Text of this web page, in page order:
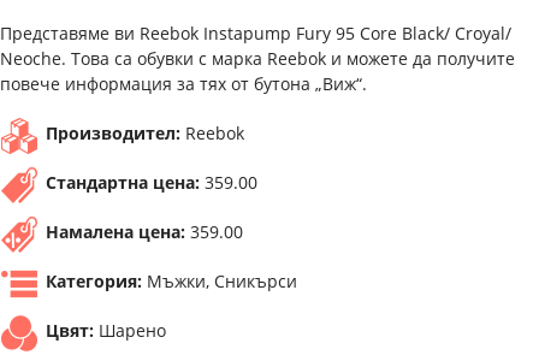
Представяме ви Reebok Instapump Fury 95 Core Black/ Croyal/
Neoche. Това са обувки с марка Reebok и можете да получите
повече информация за тях от бутона „Виж“.
Производител: Reebok
Стандартна цена: 359.00
Намалена цена: 359.00
Категория: Мъжки, Сникърси
Цвят: Шарено